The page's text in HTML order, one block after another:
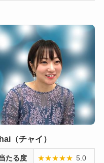
（チャイ）
たる度 ★★★★★ 5.0